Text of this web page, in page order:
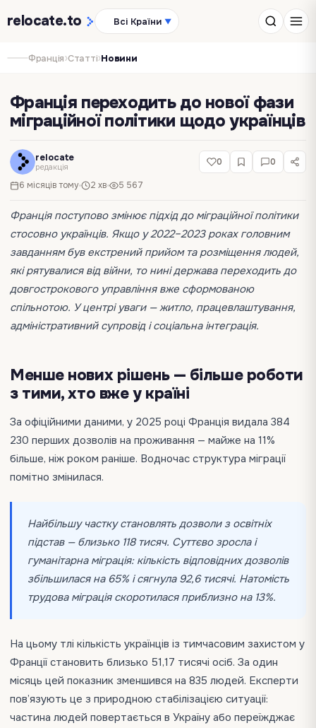
relocate.to Всі Країни ▼
Франція›Статті›Новини
Франція переходить до нової фази
міграційної політики щодо українців
relocate
редакція
6 місяців тому 2 хв 5 567
0 0
Франція поступово змінює підхід до міграційної політики
стосовно українців. Якщо у 2022–2023 роках головним
завданням був екстрений прийом та розміщення людей,
які рятувалися від війни, то нині держава переходить до
довгострокового управління вже сформованою
спільнотою. У центрі уваги — житло, працевлаштування,
адміністративний супровід і соціальна інтеграція.
Менше нових рішень — більше роботи
з тими, хто вже у країні
За офіційними даними, у 2025 році Франція видала 384
230 перших дозволів на проживання — майже на 11%
більше, ніж роком раніше. Водночас структура міграції
помітно змінилася.
Найбільшу частку становлять дозволи з освітніх
підстав — близько 118 тисяч. Суттєво зросла і
гуманітарна міграція: кількість відповідних дозволів
збільшилася на 65% і сягнула 92,6 тисячі. Натомість
трудова міграція скоротилася приблизно на 13%.
На цьому тлі кількість українців із тимчасовим захистом у
Франції становить близько 51,17 тисячі осіб. За один
місяць цей показник зменшився на 835 людей. Експерти
пов’язують це з природною стабілізацією ситуації:
частина людей повертається в Україну або переїжджає